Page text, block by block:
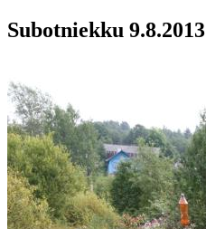
Subotniekku 9.8.2013